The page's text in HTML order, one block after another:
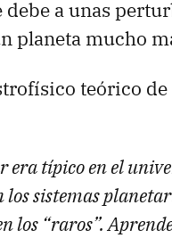
a unas
planeta mucho
teórico
era típico en el
los sistemas
los “raros”.